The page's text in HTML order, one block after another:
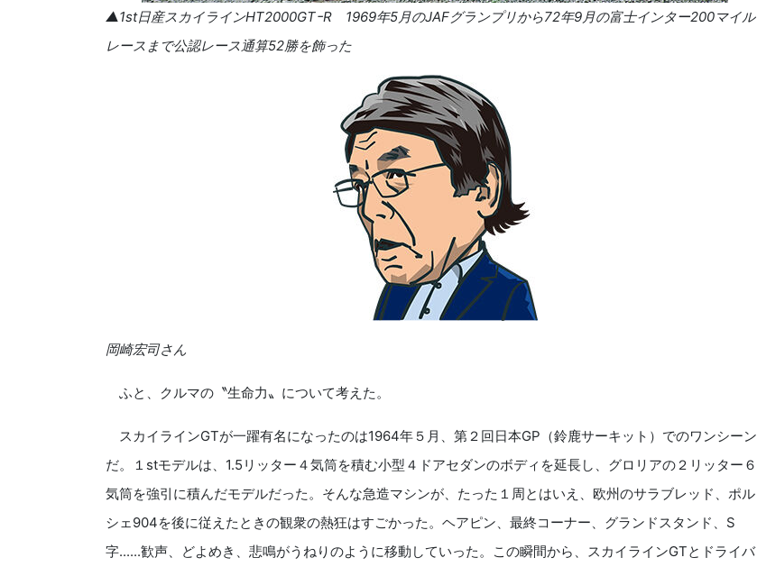
▲1st日産スカイラインHT2000GTｰR 1969年5月のJAFグランプリから72年9月の富士インター200マイル
レースまで公認レース通算52勝を飾った
岡崎宏司さん
ふと、クルマの〝生命力〟について考えた。
スカイラインGTが一躍有名になったのは1964年５月、第２回日本GP（鈴鹿サーキット）でのワンシーン
だ。１stモデルは、1.5リッター４気筒を積む小型４ドアセダンのボディを延長し、グロリアの２リッター６
気筒を強引に積んだモデルだった。そんな急造マシンが、たった１周とはいえ、欧州のサラブレッド、ポル
シェ904を後に従えたときの観衆の熱狂はすごかった。ヘアピン、最終コーナー、グランドスタンド、S
字......歓声、どよめき、悲鳴がうねりのように移動していった。この瞬間から、スカイラインGTとドライバ